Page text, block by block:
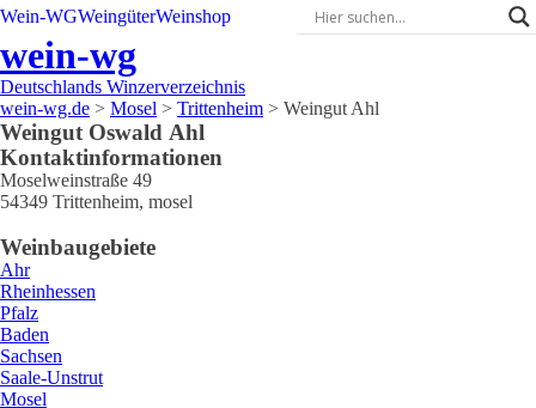
Wein-WGWeingüterWeinshop
wein-wg
Deutschlands Winzerverzeichnis
wein-wg.de > Mosel > Trittenheim > Weingut Ahl
Weingut Oswald Ahl
Kontaktinformationen
Moselweinstraße 49
54349 Trittenheim, mosel
Weinbaugebiete
Ahr
Rheinhessen
Pfalz
Baden
Sachsen
Saale-Unstrut
Mosel